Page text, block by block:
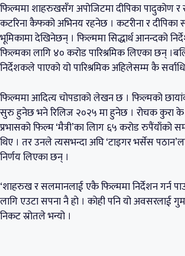
फिल्ममा शाहरुखसँग अपोजिटमा दीपिका पादुकोण
कटरिना कैफको अभिनय रहनेछ । कटरीना र दीपिका
भूमिकामा देखिनेछन् । फिल्ममा सिद्धार्थ आनन्दको
फिल्मका लागि ४० करोड पारिश्रमिक लिएका छन्
निर्देशकले पाएको यो पारिश्रमिक अहिलेसम्म कै
फिल्ममा आदित्य चोपडाको लेखन छ । फिल्मको
सुरु हुनेछ भने रिलिज २०२५ मा हुनेछ । रोचक कुरा के
प्रभासको फिल्म ‘मैत्री’का लािग ६५ करोड रुपैंयाँको
थिए । तर उनले त्यसभन्दा अघि ‘टाइगर भर्सेस
निर्णय लिएका छन् ।
‘शाहरुख र सलमानलाई एकै फिल्ममा निर्देशन गर्न
लागि एउटा सपना नै हो । कोही पनि यो अवसरलाई
निकट स्रोतले भन्यो ।